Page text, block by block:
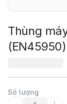
Thùng
Số lượng